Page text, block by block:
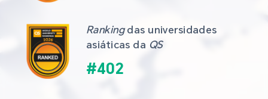
Ranking das universidades
asiáticas da QS
#402